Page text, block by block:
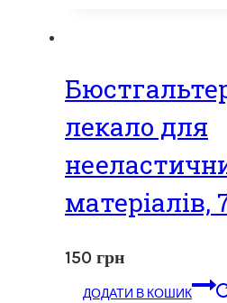
лекало для
матеріалів,
150 грн
ДОДАТИ В КОШИК